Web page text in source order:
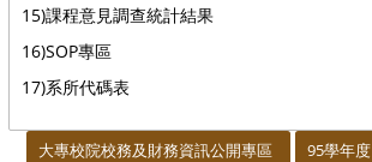
15)課程意見調查統計結果
16)SOP專區
17)系所代碼表
大專校院校務及財務資訊公開專區 95學年度